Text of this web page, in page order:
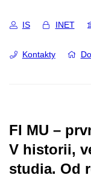
IS INET
Kontakty
FI MU –
V historii,
studia. Od